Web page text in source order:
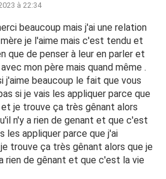
à 22:34
beaucoup mais j'ai une relation
je l'aime mais c'est tendu et
que de penser à leur en parler et
mon père mais quand même .
j'aime beaucoup le fait que vous
si je vais les appliquer parce que
je trouve ça très gênant alors
n'y a rien de genant et que c'est
les appliquer parce que j'ai
trouve ça très gênant alors que je
rien de gênant et que c'est la vie